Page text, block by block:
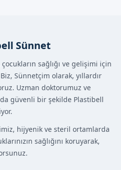
Sünnet
sağlığı ve gelişimi için
Sünnetçim olarak, yıllardır
Uzman doktorumuz ve
güvenli bir şekilde Plastibell
hijyenik ve steril ortamlarda
sağlığını koruyarak,